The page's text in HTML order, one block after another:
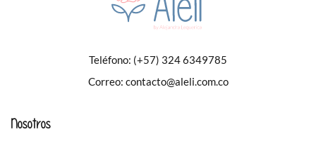
Teléfono: (+57) 324 6349785
Correo: contacto@aleli.com.co
Nosotros